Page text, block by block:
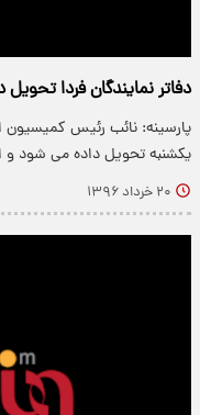
دفاتر نمایندگان فردا
پارسینه: نائب رئیس کمیسیون
یکشنبه تحویل داده می شود و
۲۰ خرداد ۱۳۹۶